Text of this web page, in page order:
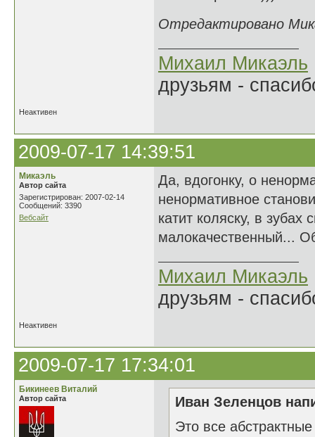
Отредактировано
Михаил Микаэль
друзьям -
Неактивен
2009-07-17 14:39:51
Микаэль
Автор сайта
Зарегистрирован: 2007-02-14
Сообщений: 3390
Вебсайт
Да, вдогонку, о
ненормативное
катит коляску, в зубах
малокачественный...
Михаил Микаэль
друзьям -
Неактивен
2009-07-17 17:34:01
Бикинеев Виталий
Автор сайта
Иван Зеленцов
Это все